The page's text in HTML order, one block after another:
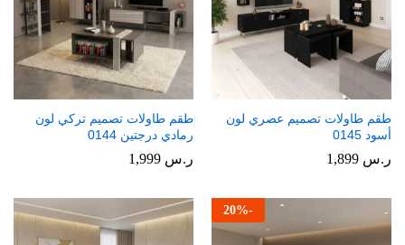
طقم طاولات تصميم عصري لون
أسود 0145
ر.س
طقم طاولات تصميم تركي لون
رمادي درجتين 0144
ر.س
-
20%